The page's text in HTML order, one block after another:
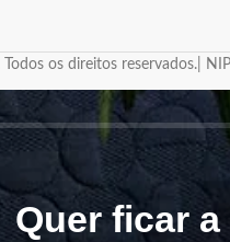
os direitos reservados.|
Quer ficar